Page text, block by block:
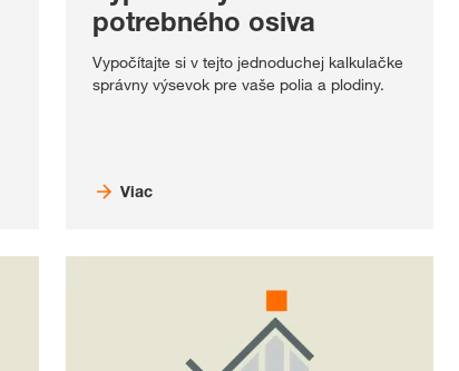
potrebného osiva
Vypočítajte si v tejto jednoduchej kalkulačke
správny výsevok pre vaše polia a plodiny.
Viac